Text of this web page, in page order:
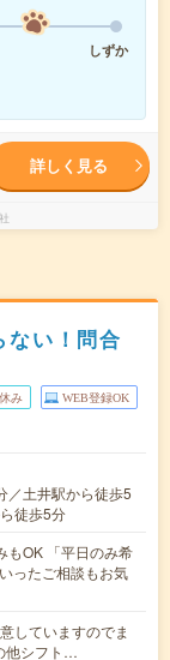
しずか
詳しく見る
ない！問合
み WEB登録OK
／土井駅から徒歩5
徒歩5分
OK 「平日のみ希
ったご相談もお気
していますのでま
他シフト…